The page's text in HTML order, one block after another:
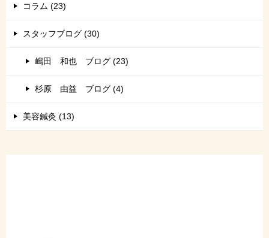
コラム (23)
スタッフブログ (30)
嶋田 和也 ブログ (23)
杉原 由益 ブログ (4)
美容鍼灸 (13)